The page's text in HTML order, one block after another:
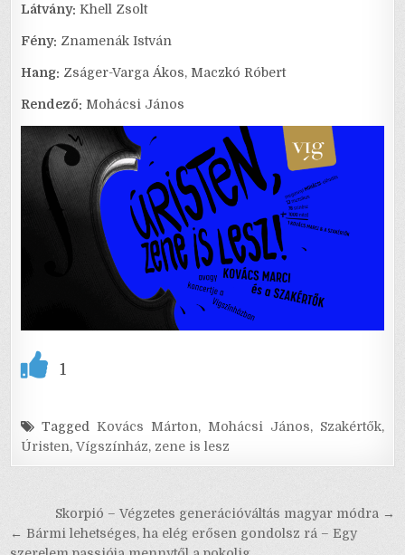
Látvány: Khell Zsolt
Fény: Znamenák István
Hang: Zságer-Varga Ákos, Maczkó Róbert
Rendező: Mohácsi János
1
TaggedKovács Márton, Mohácsi János, Szakértők,
Úristen,Vígszínház, zene is lesz
Bejegyzés
navigáció
Skorpió – Végzetes generációváltás magyar módra →
← Bármi lehetséges, ha elég erősen gondolsz rá – Egy